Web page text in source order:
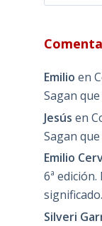
Emilio en
Sagan
Jesús en
Sagan
Emilio
6ª
significado.
Silveri